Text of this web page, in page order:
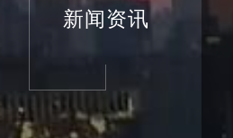
新闻资讯